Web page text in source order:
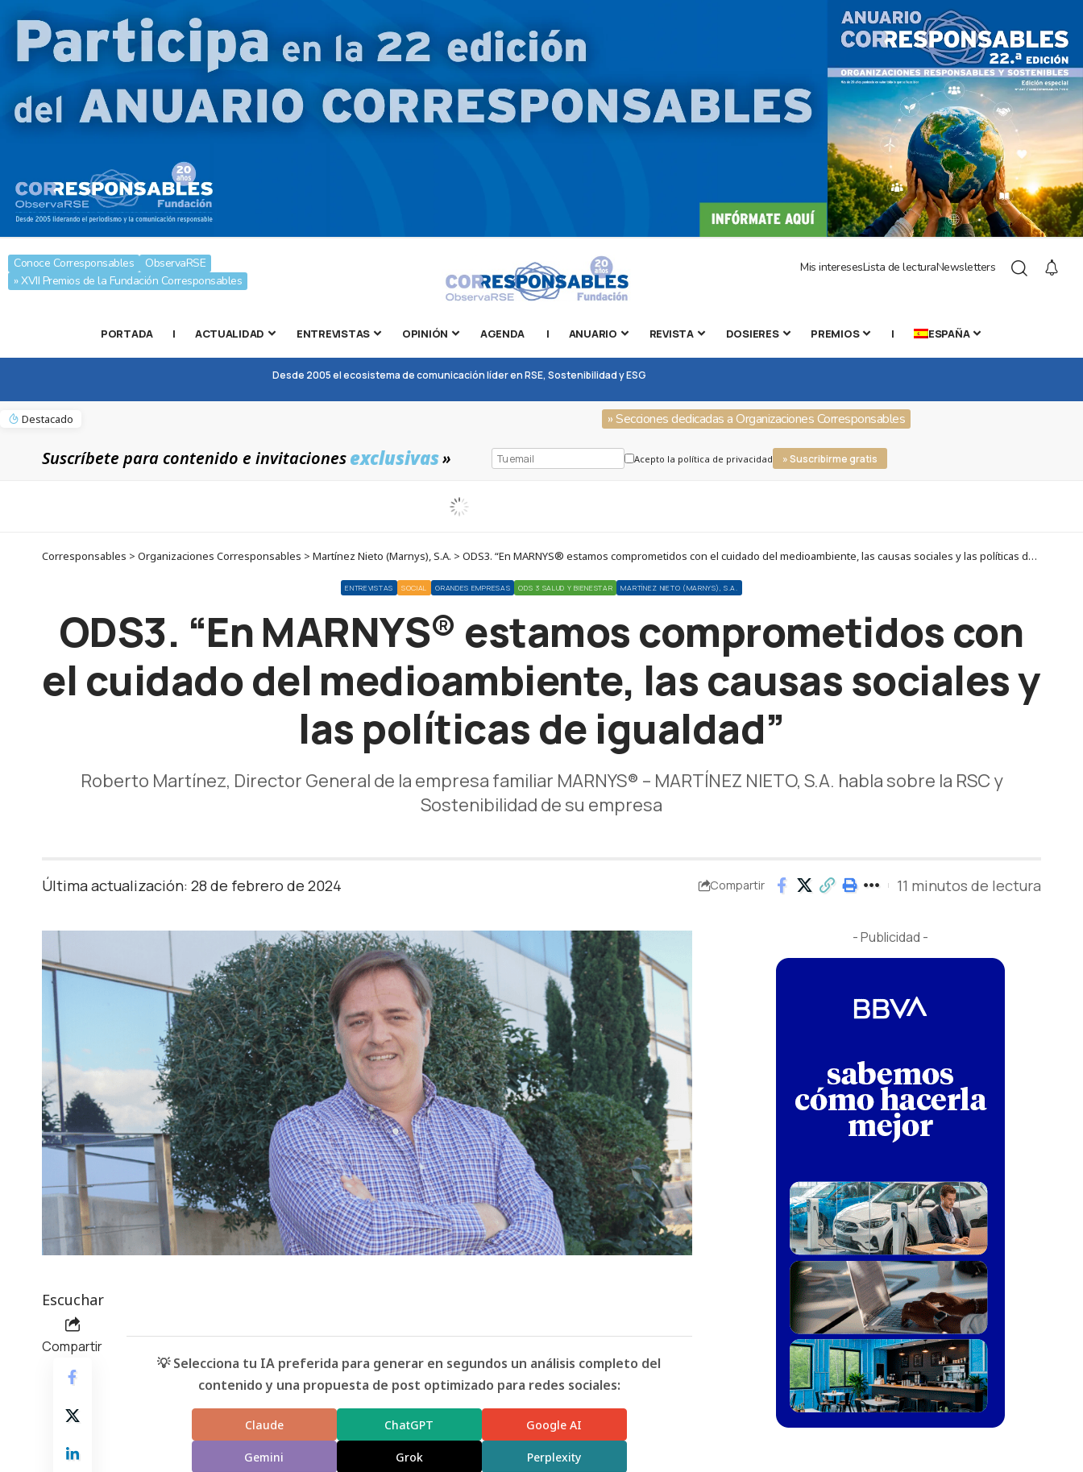
Conoce Corresponsables
ObservaRSE
» XVII Premios de la Fundación Corresponsables
Mis interesesLista de lecturaNewsletters
PORTADA | ACTUALIDAD ENTREVISTAS OPINIÓN AGENDA | ANUARIO REVISTA DOSIERES PREMIOS | ESPAÑA
Desde 2005 el ecosistema de comunicación líder en RSE, Sostenibilidad y ESG
Destacado » Secciones dedicadas a Organizaciones Corresponsables
Suscríbete para contenido e invitacionesexclusivas» Acepto la política de privacidad » Suscribirme gratis
Corresponsables > Organizaciones Corresponsables > Martínez Nieto (Marnys), S.A. > ODS3. “En MARNYS® estamos comprometidos con el cuidado del medioambiente, las causas sociales y las políticas de igualdad”
ENTREVISTAS SOCIAL GRANDES EMPRESAS ODS 3 SALUD Y BIENESTAR MARTÍNEZ NIETO (MARNYS), S.A.
ODS3. “En MARNYS® estamos comprometidos con
el cuidado del medioambiente, las causas sociales y
las políticas de igualdad”
Roberto Martínez, Director General de la empresa familiar MARNYS® – MARTÍNEZ NIETO, S.A. habla sobre la RSC y
Sostenibilidad de su empresa
Última actualización: 28 de febrero de 2024 Compartir 11 minutos de lectura
Escuchar
Compartir
💡 Selecciona tu IA preferida para generar en segundos un análisis completo del
contenido y una propuesta de post optimizado para redes sociales:
Claude ChatGPT Google AI
Gemini Grok Perplexity
- Publicidad -